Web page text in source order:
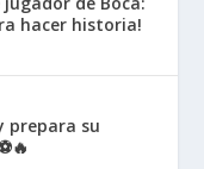
hacer historia!
prepara su